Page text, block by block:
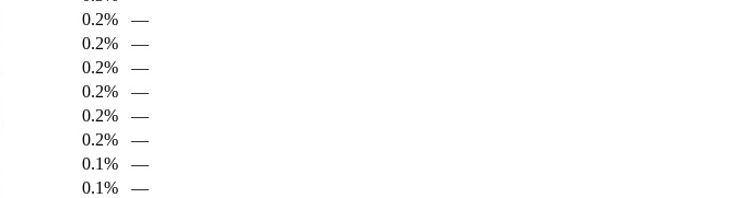
0.2%
—
0.2%
—
0.2%
—
0.2%
—
0.2%
—
0.2%
—
0.1%
—
0.1%
—